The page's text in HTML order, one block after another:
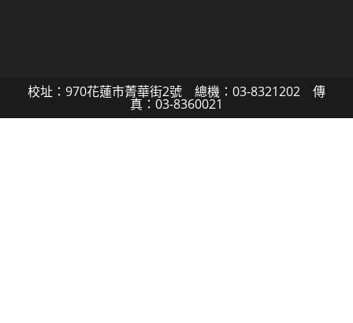
校址：970花蓮市菁華街2號 總機：03-8321202 傳
真：03-8360021